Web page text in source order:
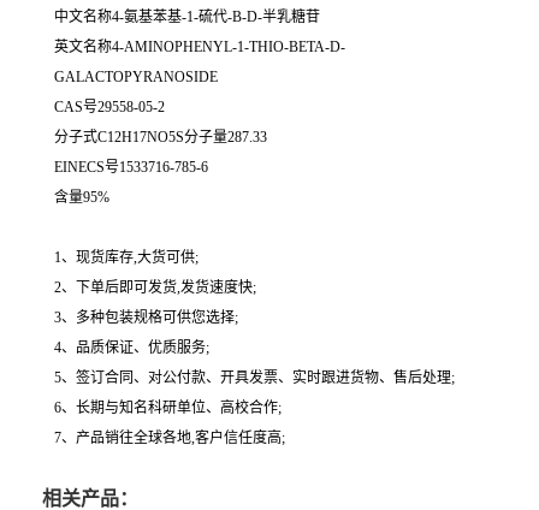
中文名称4-氨基苯基-1-硫代-Β-D-半乳糖苷
英文名称4-AMINOPHENYL-1-THIO-BETA-D-
GALACTOPYRANOSIDE
CAS号29558-05-2
分子式C12H17NO5S分子量287.33
EINECS号1533716-785-6
含量95%
1、现货库存,大货可供;
2、下单后即可发货,发货速度快;
3、多种包装规格可供您选择;
4、品质保证、优质服务;
5、签订合同、对公付款、开具发票、实时跟进货物、售后处理;
6、长期与知名科研单位、高校合作;
7、产品销往全球各地,客户信任度高;
相关产品：